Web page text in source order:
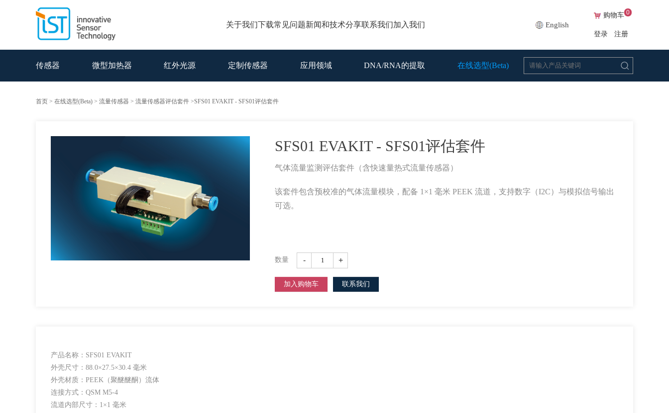
关于我们下载常见问题新闻和技术分享联系我们加入我们 English
购物车 0
登录 注册
传感器 微型加热器 红外光源 定制传感器 应用领域 DNA/RNA的提取 在线选型(Beta)
首页 > 在线选型(Beta) > 流量传感器 > 流量传感器评估套件 >SFS01 EVAKIT - SFS01评估套件
SFS01 EVAKIT - SFS01评估套件
气体流量监测评估套件（含快速量热式流量传感器）
该套件包含预校准的气体流量模块，配备 1×1 毫米 PEEK 流道，支持数字（I2C）与模拟信号输出
可选。
数量 - +
加入购物车 联系我们
产品名称：SFS01 EVAKIT
外壳尺寸：88.0×27.5×30.4 毫米
外壳材质：PEEK（聚醚醚酮）流体
连接方式：QSM M5-4
流道内部尺寸：1×1 毫米